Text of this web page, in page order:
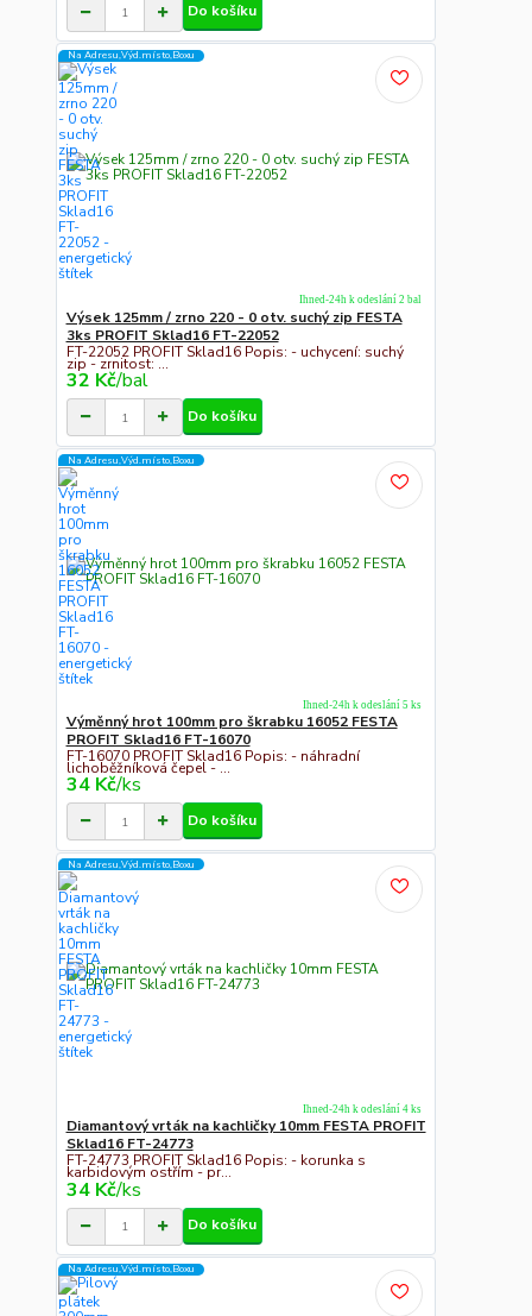
Do košíku
Na Adresu,Výd.místo,Boxu
Výsek 125mm / zrno 220 - 0 otv. suchý zip FESTA
3ks PROFIT Sklad16 FT-22052
FT-22052 PROFIT Sklad16 Popis: - uchycení: suchý
zip - zrnitost: ...
32 Kč/bal
Ihned-24h k odeslání 2 bal
Do košíku
Na Adresu,Výd.místo,Boxu
Výměnný hrot 100mm pro škrabku 16052 FESTA
PROFIT Sklad16 FT-16070
FT-16070 PROFIT Sklad16 Popis: - náhradní
lichoběžníková čepel - ...
34 Kč/ks
Ihned-24h k odeslání 5 ks
Do košíku
Na Adresu,Výd.místo,Boxu
Diamantový vrták na kachličky 10mm FESTA PROFIT
Sklad16 FT-24773
FT-24773 PROFIT Sklad16 Popis: - korunka s
karbidovým ostřím - pr...
34 Kč/ks
Ihned-24h k odeslání 4 ks
Do košíku
Na Adresu,Výd.místo,Boxu